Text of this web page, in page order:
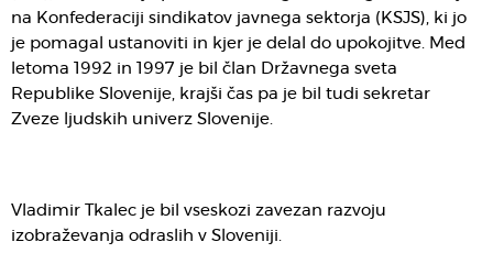
na Konfederaciji sindikatov javnega sektorja (KSJS), ki jo
je pomagal ustanoviti in kjer je delal do upokojitve. Med
letoma 1992 in 1997 je bil član Državnega sveta
Republike Slovenije, krajši čas pa je bil tudi sekretar
Zveze ljudskih univerz Slovenije.
Vladimir Tkalec je bil vseskozi zavezan razvoju
izobraževanja odraslih v Sloveniji.